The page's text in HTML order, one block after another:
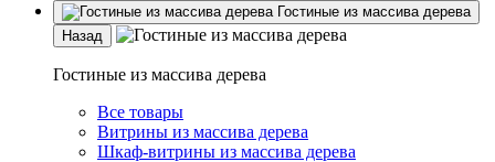
Гостиные из массива дерева
Назад
Гостиные из массива дерева
Все товары
Витрины из массива дерева
Шкаф-витрины из массива дерева